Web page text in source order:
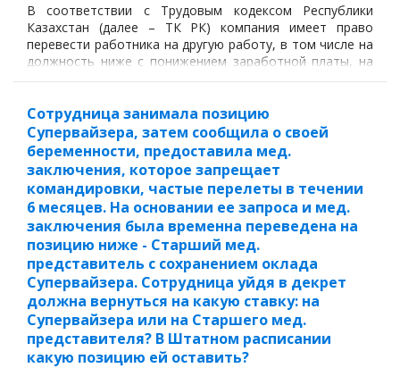
В соответствии с Трудовым кодексом Республики
Казахстан (далее – ТК РК) компания имеет право
перевести работника на другую работу, в том числе на
должность ниже с понижением заработной платы, на
основании ст. 38 ТК РК,
Сотрудница занимала позицию
Супервайзера, затем сообщила о своей
беременности, предоставила мед.
заключения, которое запрещает
командировки, частые перелеты в течении
6 месяцев. На основании ее запроса и мед.
заключения была временна переведена на
позицию ниже - Старший мед.
представитель с сохранением оклада
Супервайзера. Сотрудница уйдя в декрет
должна вернуться на какую ставку: на
Супервайзера или на Старшего мед.
представителя? В Штатном расписании
какую позицию ей оставить?